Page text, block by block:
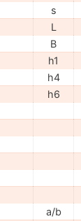
s
L
B
h1
h4
h6
a/b